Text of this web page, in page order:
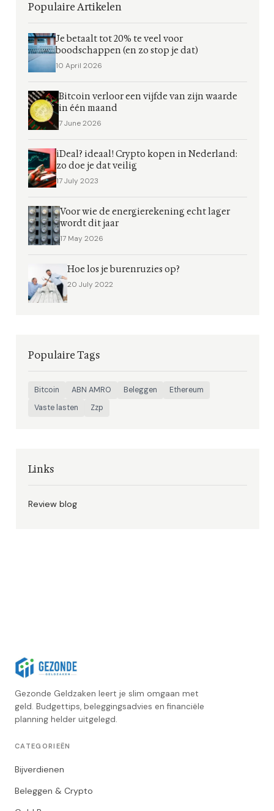
Populaire Artikelen
Je betaalt tot 20% te veel voor
boodschappen (en zo stop je dat)
10 April 2026
Bitcoin verloor een vijfde van zijn waarde
in één maand
7 June 2026
iDeal? ideaal! Crypto kopen in Nederland:
zo doe je dat veilig
17 July 2023
Voor wie de energierekening echt lager
wordt dit jaar
17 May 2026
Hoe los je burenruzies op?
20 July 2022
Populaire Tags
Bitcoin ABN AMRO Beleggen
Ethereum
Vaste lasten
Zzp
Links
Review blog
Gezonde Geldzaken leert je slim omgaan met
geld. Budgettips, beleggingsadvies en financiële
planning helder uitgelegd.
CATEGORIEËN
Bijverdienen
Beleggen & Crypto